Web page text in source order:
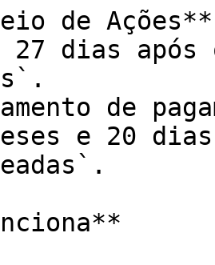
de
27 dias após
de
e 20